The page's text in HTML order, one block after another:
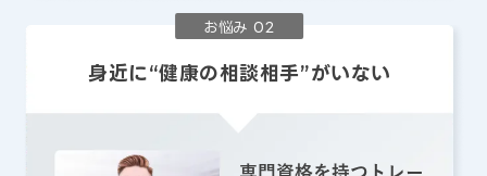
お悩み 02
身近に“健康の相談相手”がいない